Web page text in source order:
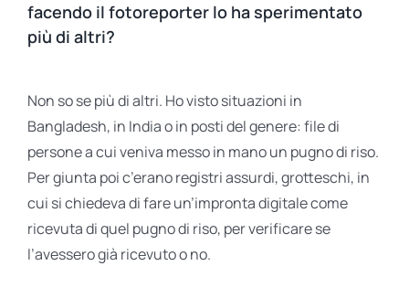
facendo il fotoreporter lo ha sperimentato
più di altri?
Non so se più di altri. Ho visto situazioni in
Bangladesh, in India o in posti del genere: file di
persone a cui veniva messo in mano un pugno di riso.
Per giunta poi c’erano registri assurdi, grotteschi, in
cui si chiedeva di fare un’impronta digitale come
ricevuta di quel pugno di riso, per verificare se
l’avessero già ricevuto o no.